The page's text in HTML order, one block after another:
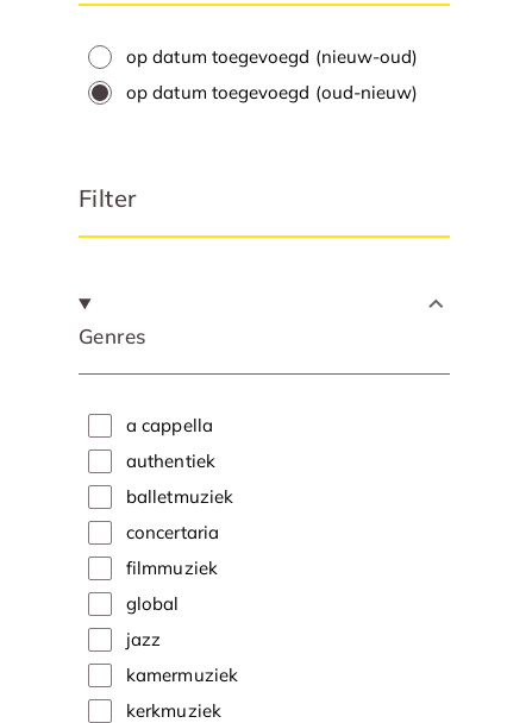
op datum toegevoegd (nieuw-oud)
op datum toegevoegd (oud-nieuw)
Filter
Genres
a cappella
authentiek
balletmuziek
concertaria
filmmuziek
global
jazz
kamermuziek
kerkmuziek